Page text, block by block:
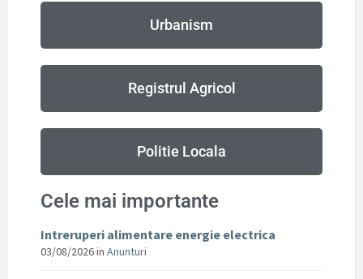
Urbanism
Registrul Agricol
Politie Locala
Cele mai importante
Intreruperi alimentare energie electrica
03/08/2026in Anunturi